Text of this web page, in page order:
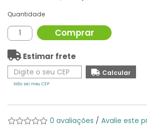
Quantidade
Comprar
Estimar frete
Não sei meu CEP
0 avaliações / Avalie este